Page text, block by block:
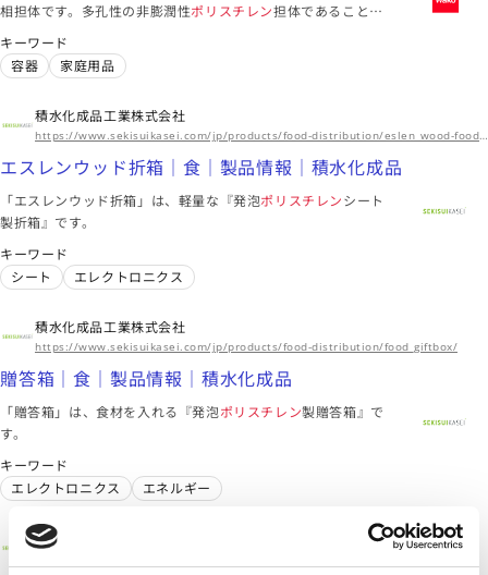
相担体です。多孔性の非膨潤性ポリスチレン担体であることが
理的パラメータを精密に制御しています。この担体は、アミノ
リンカーで修飾されたNative体としてご提供しています。ヌク
チドの合成にご使用ください。
キーワード
容器
家庭用品
積水化成品工業株式会社
https://www.sekisuikasei.com/jp/products/food-distribution/eslen_wood-foodbox/
エスレンウッド折箱｜食｜製品情報｜積水化成品
「エスレンウッド折箱」は、軽量な『発泡ポリスチレンシート
製折箱』です。
キーワード
シート
エレクトロニクス
積水化成品工業株式会社
https://www.sekisuikasei.com/jp/products/food-distribution/food_giftbox/
贈答箱｜食｜製品情報｜積水化成品
「贈答箱」は、食材を入れる『発泡ポリスチレン製贈答箱』で
す。
キーワード
エレクトロニクス
エネルギー
積水化成品工業株式会社